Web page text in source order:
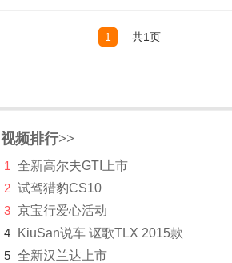
1 共1页
视频排行>>
1
全新高尔夫GTI上市
2 试驾猎豹CS10
3 京宝行爱心活动
4
KiuSan说车 讴歌TLX 2015款
5 全新汉兰达上市